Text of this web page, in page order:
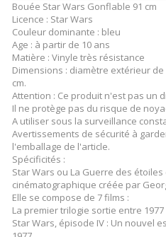
Bouée Star Wars Gonflable 91 cm
Licence : Star Wars
Couleur dominante : bleu
Age : à partir de 10 ans
Matière : Vinyle très résistance
Dimensions : diamètre extérieur
cm.
Attention : Ce produit n'est pas un
Il ne protège pas du risque de
A utiliser sous la surveillance
Avertissements de sécurité à
l'emballage de l'article.
Spécificités :
Star Wars ou La Guerre des étoiles
cinématographique créée par
Elle se compose de 7 films :
La premier trilogie sortie entre 1977
Star Wars, épisode IV : Un nouvel